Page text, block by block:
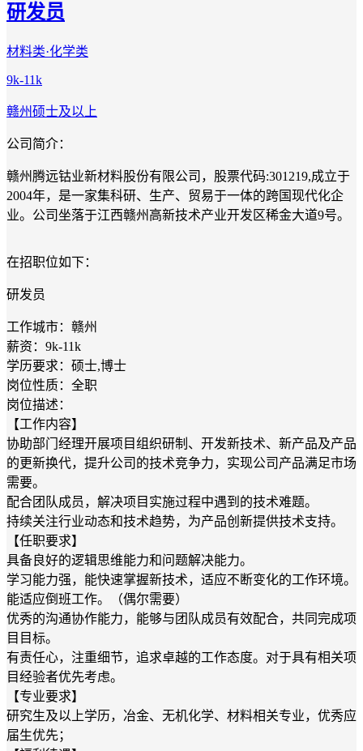
研发员
材料类·化学类
9k-11k
赣州硕士及以上
公司简介：
赣州腾远钴业新材料股份有限公司，股票代码:301219,成立于
2004年，是一家集科研、生产、贸易于一体的跨国现代化企
业。公司坐落于江西赣州高新技术产业开发区稀金大道9号。
在招职位如下：
研发员
工作城市：赣州
薪资：9k-11k
学历要求：硕士,博士
岗位性质：全职
岗位描述：
【工作内容】
协助部门经理开展项目组织研制、开发新技术、新产品及产品
的更新换代，提升公司的技术竞争力，实现公司产品满足市场
需要。
配合团队成员，解决项目实施过程中遇到的技术难题。
持续关注行业动态和技术趋势，为产品创新提供技术支持。
【任职要求】
具备良好的逻辑思维能力和问题解决能力。
学习能力强，能快速掌握新技术，适应不断变化的工作环境。
能适应倒班工作。（偶尔需要）
优秀的沟通协作能力，能够与团队成员有效配合，共同完成项
目目标。
有责任心，注重细节，追求卓越的工作态度。对于具有相关项
目经验者优先考虑。
【专业要求】
研究生及以上学历，冶金、无机化学、材料相关专业，优秀应
届生优先；